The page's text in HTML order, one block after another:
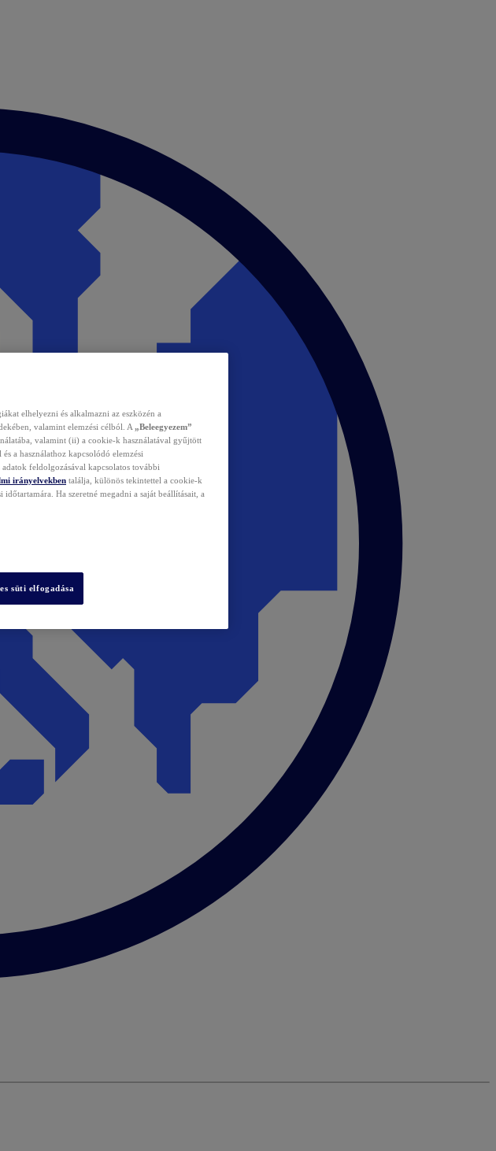
elhelyezni és alkalmazni az eszközén a
valamint elemzési célból. A „Beleegyezem”
valamint (ii) a cookie-k használatával gyűjtött
a használathoz kapcsolódó elemzési
feldolgozásával kapcsolatos további
irányelvekben találja, különös tekintettel a cookie-k
Ha szeretné megadni a saját beállításait, a
süti elfogadása